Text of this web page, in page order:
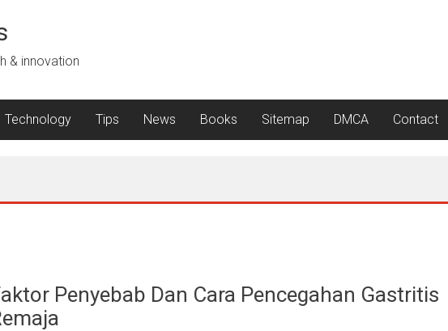
& innovation
Technology Tips News Books Sitemap DMCA Contact
Penyebab Dan Cara Pencegahan Gastritis